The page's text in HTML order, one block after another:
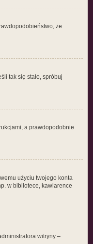
że
tak się stało, spróbuj
a prawdopodobnie
użyciu twojego konta
w bibliotece, kawiarence
witryny –